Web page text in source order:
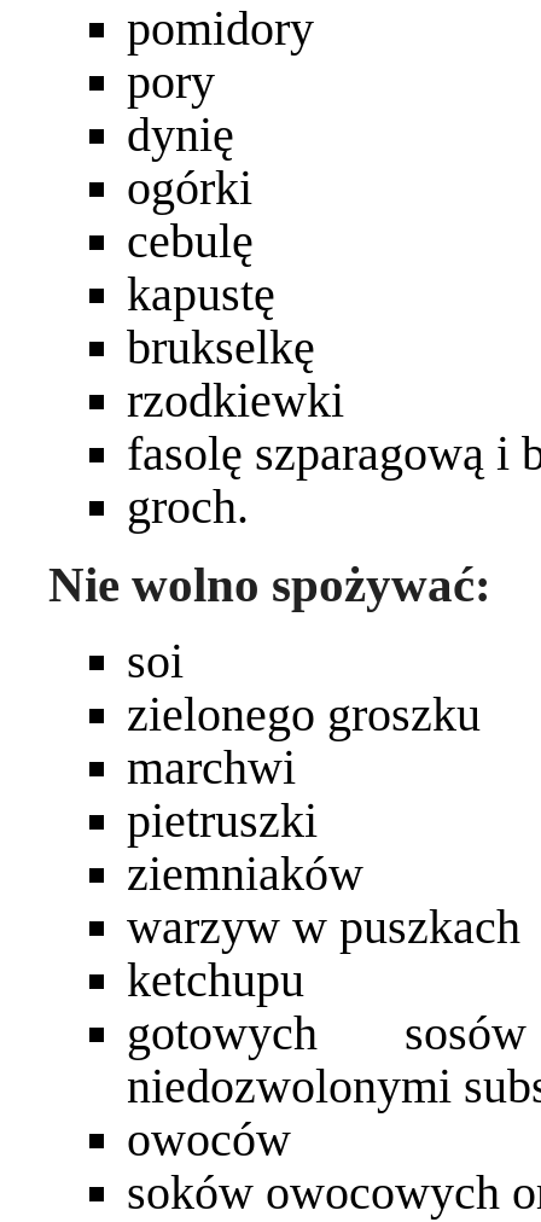
pomidory
pory
dynię
ogórki
cebulę
kapustę
brukselkę
rzodkiewki
fasolę szparagową i
groch.
Nie wolno spożywać:
soi
zielonego groszku
marchwi
pietruszki
ziemniaków
warzyw w puszkach
ketchupu
gotowych
niedozwolonymi
owoców
soków owocowych